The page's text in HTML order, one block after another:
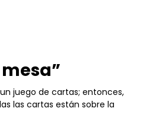
juego de cartas; entonces,
las cartas están sobre la